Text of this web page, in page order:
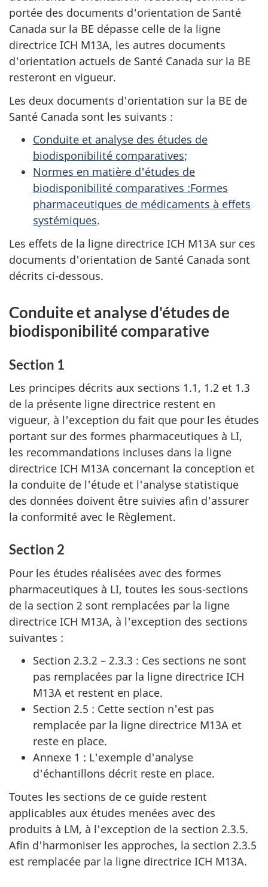
portée des documents d'orientation de Santé
Canada sur la BE dépasse celle de la ligne
directrice ICH M13A, les autres documents
d'orientation actuels de Santé Canada sur la BE
resteront en vigueur.
Les deux documents d'orientation sur la BE de
Santé Canada sont les suivants :
Conduite et analyse des études de
biodisponibilité comparatives;
Normes en matière d'études de
biodisponibilité comparatives :Formes
pharmaceutiques de médicaments à effets
systémiques.
Les effets de la ligne directrice ICH M13A sur ces
documents d'orientation de Santé Canada sont
décrits ci-dessous.
Conduite et analyse d'études de
biodisponibilité comparative
Section 1
Les principes décrits aux sections 1.1, 1.2 et 1.3
de la présente ligne directrice restent en
vigueur, à l'exception du fait que pour les études
portant sur des formes pharmaceutiques à LI,
les recommandations incluses dans la ligne
directrice ICH M13A concernant la conception et
la conduite de l'étude et l'analyse statistique
des données doivent être suivies afin d'assurer
la conformité avec le Règlement.
Section 2
Pour les études réalisées avec des formes
pharmaceutiques à LI, toutes les sous-sections
de la section 2 sont remplacées par la ligne
directrice ICH M13A, à l'exception des sections
suivantes :
Section 2.3.2 – 2.3.3 : Ces sections ne sont
pas remplacées par la ligne directrice ICH
M13A et restent en place.
Section 2.5 : Cette section n'est pas
remplacée par la ligne directrice M13A et
reste en place.
Annexe 1 : L'exemple d'analyse
d'échantillons décrit reste en place.
Toutes les sections de ce guide restent
applicables aux études menées avec des
produits à LM, à l'exception de la section 2.3.5.
Afin d'harmoniser les approches, la section 2.3.5
est remplacée par la ligne directrice ICH M13A.